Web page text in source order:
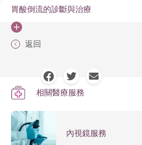
嘔心
容易飽肚和肚漲
聲沙
哮喘
牙齒酸蝕
不良的飲食習慣或肥胖，都有機會導
弛，令它在不適當的時 候打開，讓
道。
胃酸倒流的風險因素
肥胖
不良飲食習慣
生活緊張
胃酸倒流的診斷與治療
造成症狀及疾病變化。診斷胃酸倒流
質子泵抑制藥（PPI）藥物測試
酸分泌，故此如病人使用藥物後
人可能患有胃酸倒流疾病。 一般
後再作評估，如發現胸口痛感減
可能患上胃酸倒流，藥物測試準
如病人胸口痛持續，痛楚便可能
返回
相關醫療服務
內視鏡服務